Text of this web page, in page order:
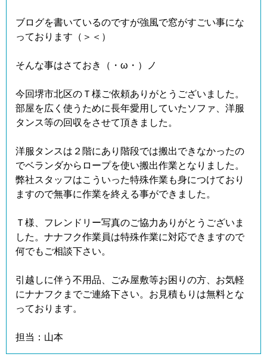
ブログを書いているのですが強風で窓がすごい事にな
っております（＞＜）
そんな事はさておき（・ω・）ノ
今回堺市北区のＴ様ご依頼ありがとうございました。
部屋を広く使うために長年愛用していたソファ、洋服
タンス等の回収をさせて頂きました。
洋服タンスは２階にあり階段では搬出できなかったの
でベランダからロープを使い搬出作業となりました。
弊社スタッフはこういった特殊作業も身につけており
ますので無事に作業を終える事ができました。
Ｔ様、フレンドリー写真のご協力ありがとうございま
した。ナナフク作業員は特殊作業に対応できますので
何でもご相談下さい。
引越しに伴う不用品、ごみ屋敷等お困りの方、お気軽
にナナフクまでご連絡下さい。お見積もりは無料とな
っております。
担当：山本